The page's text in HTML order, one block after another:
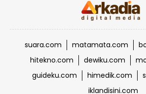
suara.com matamata.com
hitekno.com
dewiku.com
guideku.com
himedik.com
iklandisini.com